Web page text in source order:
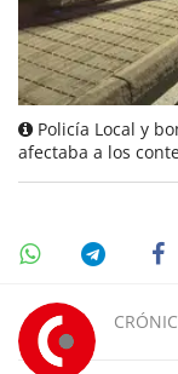
Policía Local y
afectaba a los